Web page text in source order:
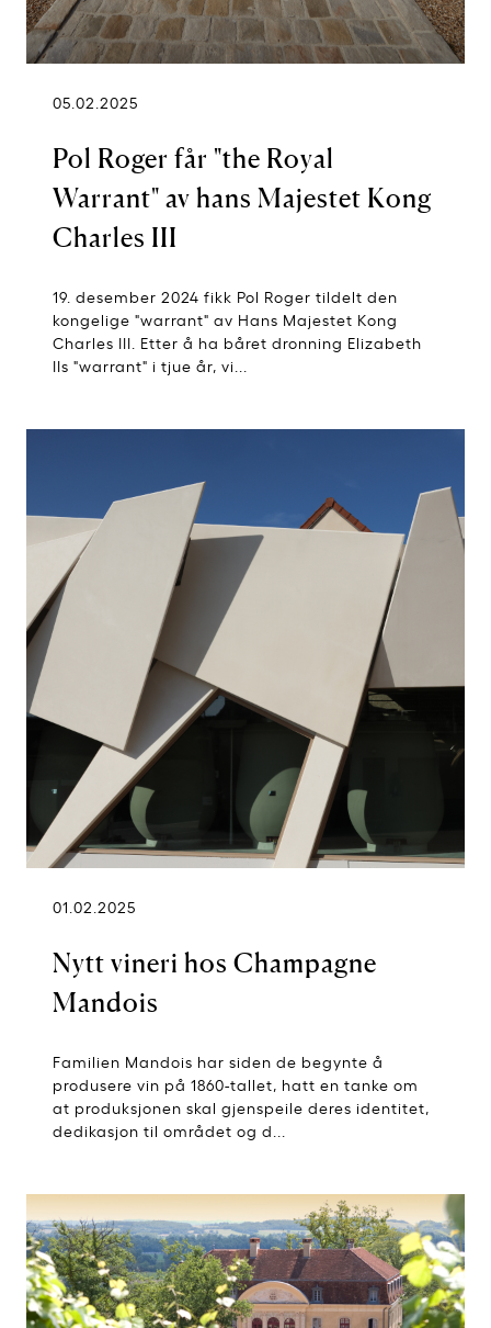
05.02.2025
Pol Roger får "the Royal
Warrant" av hans Majestet Kong
Charles III
19. desember 2024 fikk Pol Roger tildelt den
kongelige "warrant" av Hans Majestet Kong
Charles III. Etter å ha båret dronning Elizabeth
IIs "warrant" i tjue år, vi...
01.02.2025
Nytt vineri hos Champagne
Mandois
Familien Mandois har siden de begynte å
produsere vin på 1860-tallet, hatt en tanke om
at produksjonen skal gjenspeile deres identitet,
dedikasjon til området og d...